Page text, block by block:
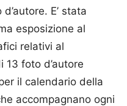
E’ stata
esposizione al
relativi al
13 foto d’autore
il calendario della
accompagnano ogni